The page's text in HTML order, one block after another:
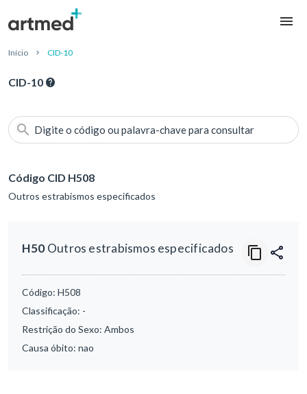
Início CID-10
CID-10
Digite o código ou palavra-chave para consultar
Código CID H508
Outros estrabismos especificados
H50Outros estrabismos especificados
Código: H508
Classificação: -
Restrição do Sexo: Ambos
Causa óbito: nao